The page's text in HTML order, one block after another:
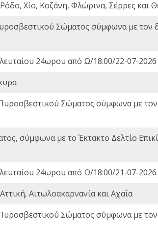
Χίο, Κοζάνη, Φλώρινα, Σέρρες και
Σώματος σύμφωνα με τον
24ωρου από Ω/18:00/22-07-
Σώματος σύμφωνα με
σύμφωνα με το Έκτακτο Δελτίο
24ωρου από Ω/18:00/21-07-
Αιτωλοακαρνανία και Αχαΐα
Σώματος σύμφωνα με